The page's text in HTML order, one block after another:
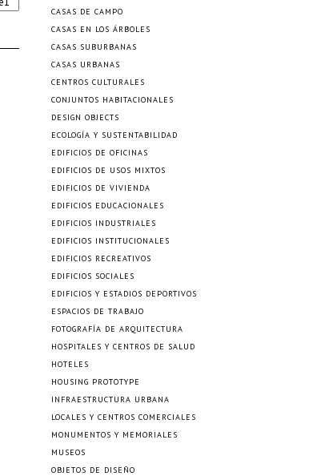
CASAS DE CAMPO
CASAS EN LOS ÁRBOLES
CASAS SUBURBANAS
CASAS URBANAS
CENTROS CULTURALES
CONJUNTOS HABITACIONALES
DESIGN OBJECTS
ECOLOGÍA Y SUSTENTABILIDAD
EDIFICIOS DE OFICINAS
EDIFICIOS DE USOS MIXTOS
EDIFICIOS DE VIVIENDA
EDIFICIOS EDUCACIONALES
EDIFICIOS INDUSTRIALES
EDIFICIOS INSTITUCIONALES
EDIFICIOS RECREATIVOS
EDIFICIOS SOCIALES
EDIFICIOS Y ESTADIOS DEPORTIVOS
ESPACIOS DE TRABAJO
FOTOGRAFÍA DE ARQUITECTURA
HOSPITALES Y CENTROS DE SALUD
HOTELES
HOUSING PROTOTYPE
INFRAESTRUCTURA URBANA
LOCALES Y CENTROS COMERCIALES
MONUMENTOS Y MEMORIALES
MUSEOS
OBJETOS DE DISEÑO